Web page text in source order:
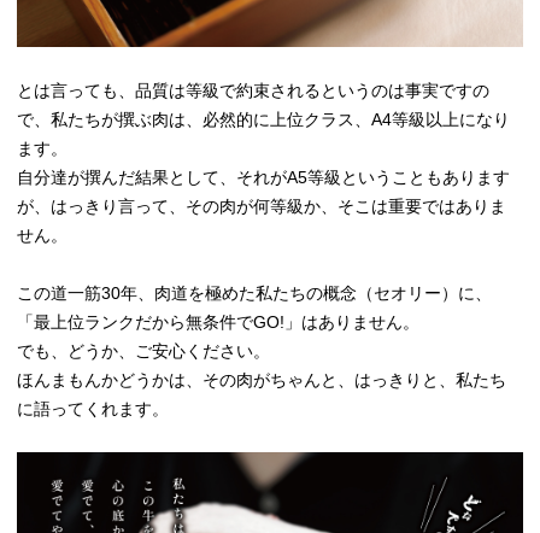
とは言っても、品質は等級で約束されるというのは事実ですの
で、私たちが撰ぶ肉は、必然的に上位クラス、A4等級以上になり
ます。
自分達が撰んだ結果として、それがA5等級ということもあります
が、はっきり言って、その肉が何等級か、そこは重要ではありま
せん。
この道一筋30年、肉道を極めた私たちの概念（セオリー）に、
「最上位ランクだから無条件でGO!」はありません。
でも、どうか、ご安心ください。
ほんまもんかどうかは、その肉がちゃんと、はっきりと、私たち
に語ってくれます。